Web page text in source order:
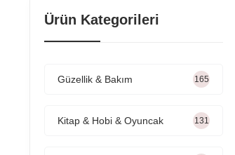
Ürün Kategorileri
Güzellik & Bakım 165
Kitap & Hobi & Oyuncak 131